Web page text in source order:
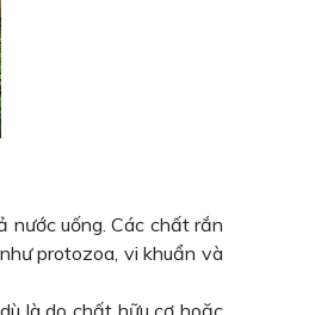
nước uống. Các chất rắn
protozoa, vi khuẩn và